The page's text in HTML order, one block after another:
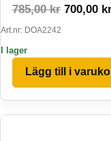
785,00kr Det
700,00
Art.nr: DOA2242
I lager
Lägg till i